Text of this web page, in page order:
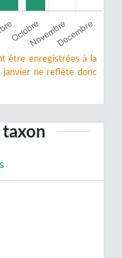
être enregistrées à la
janvier ne reflète donc
taxon